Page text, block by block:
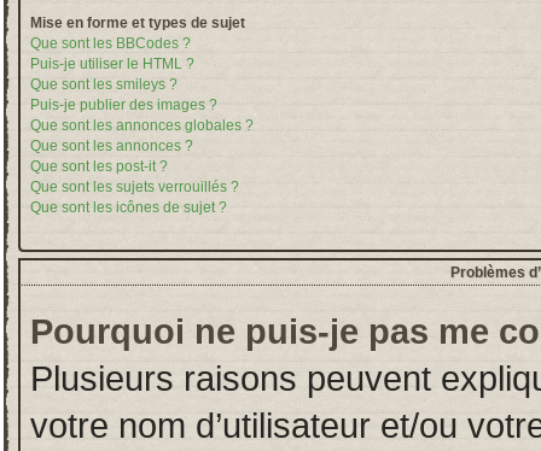
Mise en forme et types de sujet
Que sont les BBCodes ?
Puis-je utiliser le HTML ?
Que sont les smileys ?
Puis-je publier des images ?
Que sont les annonces globales ?
Que sont les annonces ?
Que sont les post-it ?
Que sont les sujets verrouillés ?
Que sont les icônes de sujet ?
Problèmes
Pourquoi ne puis-je pas me
Plusieurs raisons peuvent
votre nom d’utilisateur et/ou